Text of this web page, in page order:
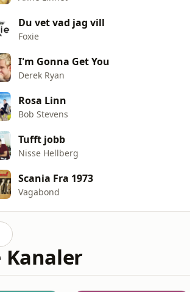
Du vet vad jag vill
Foxie
I'm Gonna Get You
Derek Ryan
Rosa Linn
Bob Stevens
Tufft jobb
Nisse Hellberg
Scania Fra 1973
Vagabond
Kanaler